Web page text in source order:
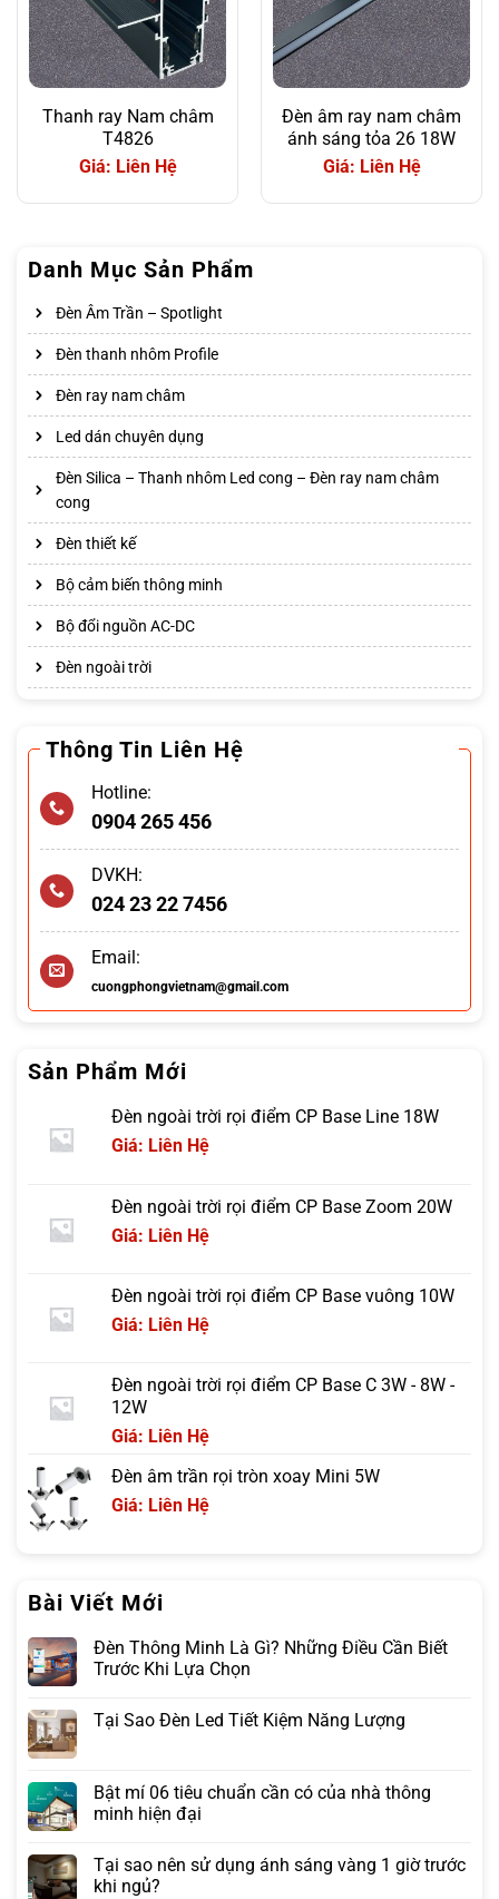
Thanh ray Nam châm
T4826
Giá: Liên Hệ
Đèn âm ray nam châm
ánh sáng tỏa 26 18W
Giá: Liên Hệ
Danh Mục Sản Phẩm
Đèn Âm Trần – Spotlight
Đèn thanh nhôm Profile
Đèn ray nam châm
Led dán chuyên dụng
Đèn Silica – Thanh nhôm Led cong – Đèn ray nam châm
cong
Đèn thiết kế
Bộ cảm biến thông minh
Bộ đổi nguồn AC-DC
Đèn ngoài trời
Thông Tin Liên Hệ
Hotline:
0904 265 456
DVKH:
024 23 22 7456
Email:
cuongphongvietnam@gmail.com
Sản Phẩm Mới
Đèn ngoài trời rọi điểm CP Base Line 18W
Giá: Liên Hệ
Đèn ngoài trời rọi điểm CP Base Zoom 20W
Giá: Liên Hệ
Đèn ngoài trời rọi điểm CP Base vuông 10W
Giá: Liên Hệ
Đèn ngoài trời rọi điểm CP Base C 3W - 8W -
12W
Giá: Liên Hệ
Đèn âm trần rọi tròn xoay Mini 5W
Giá: Liên Hệ
Bài Viết Mới
Đèn Thông Minh Là Gì? Những Điều Cần Biết
Trước Khi Lựa Chọn
Tại Sao Đèn Led Tiết Kiệm Năng Lượng
Bật mí 06 tiêu chuẩn cần có của nhà thông
minh hiện đại
Tại sao nên sử dụng ánh sáng vàng 1 giờ trước
khi ngủ?